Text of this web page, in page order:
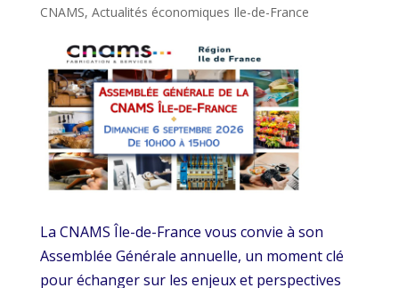
CNAMS, Actualités économiques Ile-de-France
La CNAMS Île-de-France vous convie à son
Assemblée Générale annuelle, un moment clé
pour échanger sur les enjeux et perspectives